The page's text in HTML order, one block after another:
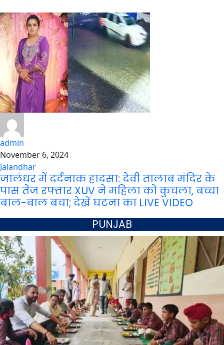
admin
November 6, 2024
Jalandhar
जालंधर में दर्दनाक हादसा: देवी तालाब मंदिर के
पास तेज रफ्तार XUV ने महिला को कुचला, बच्चा
बाल-बाल बचा; देखें घटना का LIVE VIDEO
PUNJAB